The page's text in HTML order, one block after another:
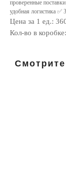
проверенные
удобная логистика ✅
Цена за 1 ед.:
Кол-во в